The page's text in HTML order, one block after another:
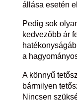
állása esetén
Pedig sok
kedvezőbb ár
a
A könnyű
bármilyen
Nincsen